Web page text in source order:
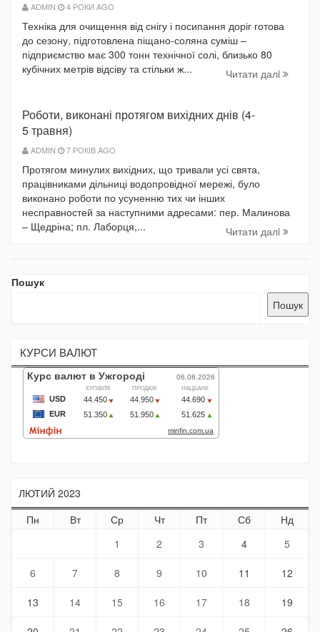
ADMIN 4 РОКИ AGO
Техніка для очищення від снігу і посипання доріг готова
до сезону, підготовлена піщано-соляна суміш –
підприємство має 300 тонн технічної солі, близько 80
кубічних метрів відсіву та стільки ж...
Читати далi
Роботи, виконані протягом вихідних днів (4-
5 травня)
ADMIN 7 РОКІВ AGO
Протягом минулих вихідних, що тривали усі свята,
працівниками дільниці водопровідної мережі, було
виконано роботи по усуненню тих чи інших
несправностей за наступними адресами: пер. Малинова
– Щедріна; пл. Лаборця,...
Читати далi
Пошук
Пошук
КУРСИ ВАЛЮТ
ЛЮТИЙ 2023
Пн
Вт Ср Чт Пт Сб
Нд
1
2 3 4 5
6 7 8 9 10 11 12
13 14 15 16 17 18 19